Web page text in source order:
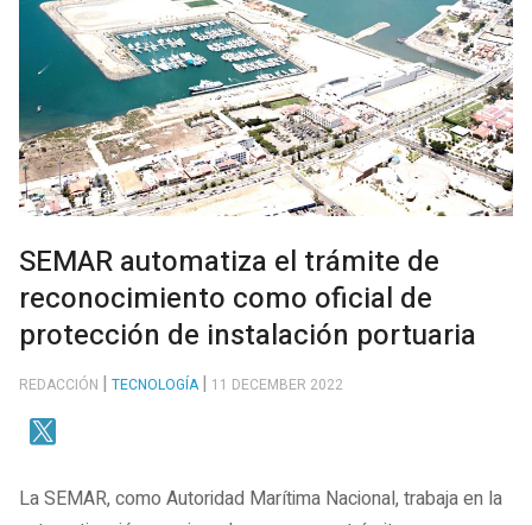
SEMAR automatiza el trámite de
reconocimiento como oficial de
protección de instalación portuaria
REDACCIÓN TECNOLOGÍA 11 DECEMBER 2022
La SEMAR, como Autoridad Marítima Nacional, trabaja en la